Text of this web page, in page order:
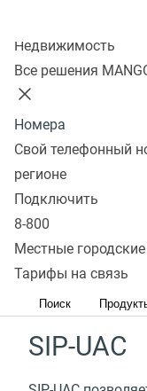
Недвижимость
Все решения
Номера
Свой телефонный
регионе
Подключить
8-800
Местные
Тарифы на связь
Поиск
SIP-TRUNK
SIP-Trunk это
провайдером IP-
в любом месте.
SIP-UAC